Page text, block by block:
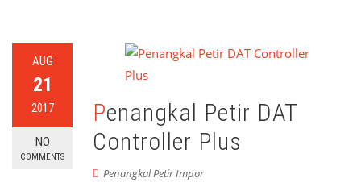
AUG
21
2017
NO
COMMENTS
Penangkal Petir DAT
Controller Plus
Penangkal Petir Impor